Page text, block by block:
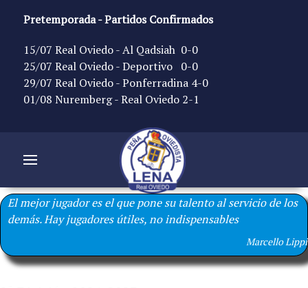
Pretemporada - Partidos Confirmados
15/07 Real Oviedo - Al Qadsiah 0-0
25/07 Real Oviedo - Deportivo 0-0
29/07 Real Oviedo - Ponferradina 4-0
01/08 Nuremberg - Real Oviedo 2-1
El mejor jugador es el que pone su talento al servicio de los
demás. Hay jugadores útiles, no indispensables
Marcello Lippi